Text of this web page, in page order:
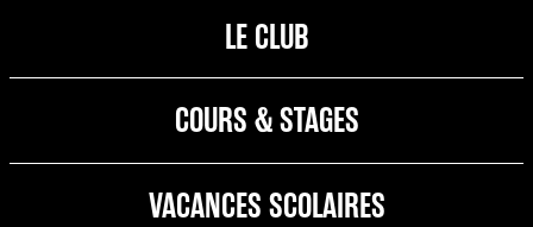
LE CLUB
COURS & STAGES
VACANCES SCOLAIRES